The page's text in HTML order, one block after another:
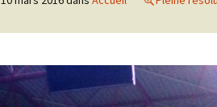
Historique 2018/2019